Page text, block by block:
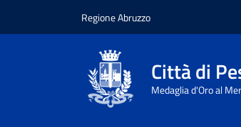
Regione Abruzzo
Città di
Medaglia d'Oro al
Home / Novità / Avvisi
/ Avviso pubblico per la